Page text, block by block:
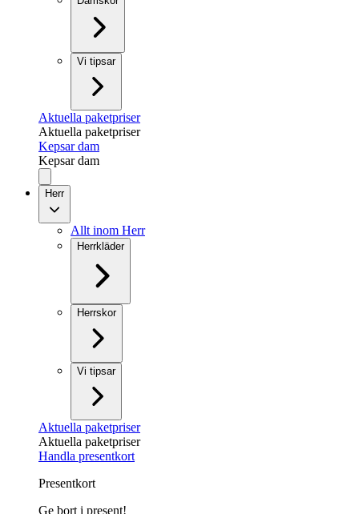
Vi tipsar
Aktuella paketpriser
Aktuella paketpriser
Kepsar dam
Kepsar dam
Herr
Allt inom Herr
Herrkläder
Herrskor
Vi tipsar
Aktuella paketpriser
Aktuella paketpriser
Handla presentkort
Presentkort
Ge bort i present!